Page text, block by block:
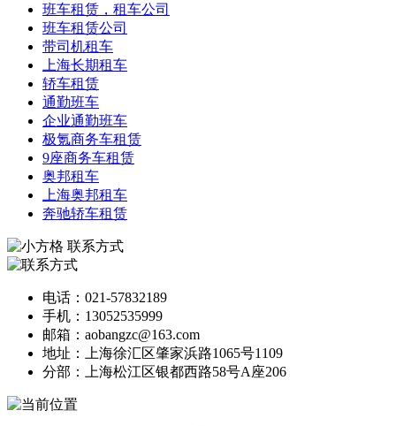
班车租赁，租车公司
班车租赁公司
带司机租车
上海长期租车
轿车租赁
通勤班车
企业通勤班车
极氪商务车租赁
9座商务车租赁
奥邦租车
上海奥邦租车
奔驰轿车租赁
联系方式
电话：021-57832189
手机：13052535999
邮箱：aobangzc@163.com
地址：上海徐汇区肇家浜路1065号1109
分部：上海松江区银都西路58号A座206